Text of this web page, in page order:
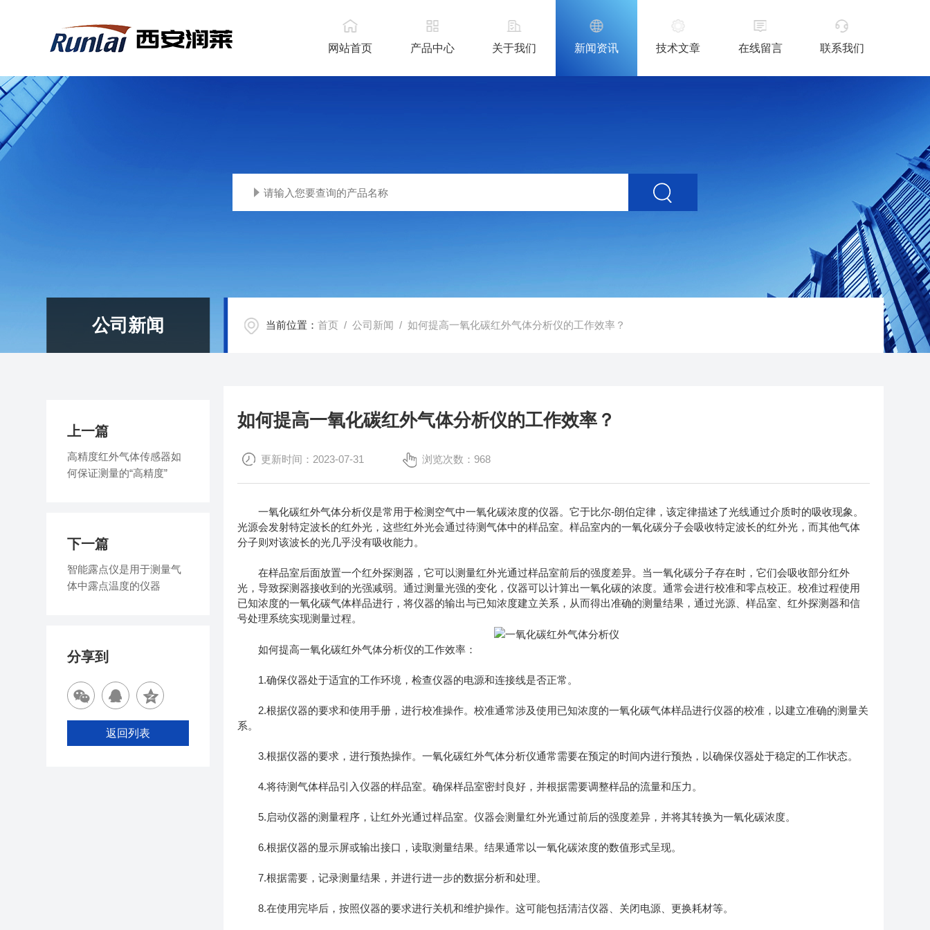
网站首页 产品中心 关于我们 新闻资讯 技术文章 在线留言 联系我们
公司新闻 当前位置：首页 /公司新闻 / 如何提高一氧化碳红外气体分析仪的工作效率？
如何提高一氧化碳红外气体分析仪的工作效率？
更新时间：2023-07-31 浏览次数：968
一氧化碳红外气体分析仪是常用于检测空气中一氧化碳浓度的仪器。它于比尔-朗伯定律，该定律描述了光线通过介质时的吸收现象。
光源会发射特定波长的红外光，这些红外光会通过待测气体中的样品室。样品室内的一氧化碳分子会吸收特定波长的红外光，而其他气体
分子则对该波长的光几乎没有吸收能力。
在样品室后面放置一个红外探测器，它可以测量红外光通过样品室前后的强度差异。当一氧化碳分子存在时，它们会吸收部分红外
光，导致探测器接收到的光强减弱。通过测量光强的变化，仪器可以计算出一氧化碳的浓度。通常会进行校准和零点校正。校准过程使用
已知浓度的一氧化碳气体样品进行，将仪器的输出与已知浓度建立关系，从而得出准确的测量结果，通过光源、样品室、红外探测器和信
号处理系统实现测量过程。
如何提高一氧化碳红外气体分析仪的工作效率：
1.确保仪器处于适宜的工作环境，检查仪器的电源和连接线是否正常。
2.根据仪器的要求和使用手册，进行校准操作。校准通常涉及使用已知浓度的一氧化碳气体样品进行仪器的校准，以建立准确的测量关
系。
3.根据仪器的要求，进行预热操作。一氧化碳红外气体分析仪通常需要在预定的时间内进行预热，以确保仪器处于稳定的工作状态。
4.将待测气体样品引入仪器的样品室。确保样品室密封良好，并根据需要调整样品的流量和压力。
5.启动仪器的测量程序，让红外光通过样品室。仪器会测量红外光通过前后的强度差异，并将其转换为一氧化碳浓度。
6.根据仪器的显示屏或输出接口，读取测量结果。结果通常以一氧化碳浓度的数值形式呈现。
7.根据需要，记录测量结果，并进行进一步的数据分析和处理。
8.在使用完毕后，按照仪器的要求进行关机和维护操作。这可能包括清洁仪器、关闭电源、更换耗材等。
上一篇
高精度红外气体传感器如
何保证测量的“高精度”
下一篇
智能露点仪是用于测量气
体中露点温度的仪器
分享到
返回列表